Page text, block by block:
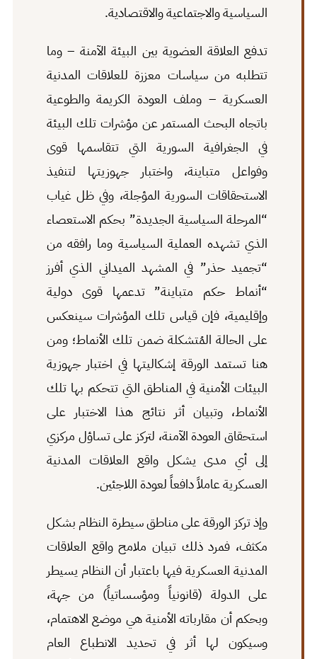
السياسية والاجتماعية والاقتصادية.
تدفع العلاقة العضوية بين البيئة الآمنة – وما
تتطلبه من سياسات معززة للعلاقات المدنية
العسكرية – وملف العودة الكريمة والطوعية
باتجاه البحث المستمر عن مؤشرات تلك البيئة
في الجغرافية السورية التي تتقاسمها قوى
وفواعل متباينة، واختبار جهوزيتها لتنفيذ
الاستحقاقات السورية المؤجلة، وفي ظل غياب
“المرحلة السياسية الجديدة” بحكم الاستعصاء
الذي تشهده العملية السياسية وما رافقه من
“تجميد حذر” في المشهد الميداني الذي أفرز
“أنماط حكم متباينة” تدعمها قوى دولية
وإقليمية، فإن قياس تلك المؤشرات سينعكس
على الحالة المُتشكلة ضمن تلك الأنماط؛ ومن
هنا تستمد الورقة إشكاليتها في اختبار جهوزية
البيئات الأمنية في المناطق التي تتحكم بها تلك
الأنماط، وتبيان أثر نتائج هذا الاختبار على
استحقاق العودة الآمنة، لتركز على تساؤل مركزي
إلى أي مدى يشكل واقع العلاقات المدنية
العسكرية عاملاً دافعاً لعودة اللاجئين.
وإذ تركز الورقة على مناطق سيطرة النظام بشكل
مكثف، فمرد ذلك تبيان ملامح واقع العلاقات
المدنية العسكرية فيها باعتبار أن النظام يسيطر
على الدولة (قانونياً ومؤسساتياً) من جهة،
وبحكم أن مقارباته الأمنية هي موضع الاهتمام،
وسيكون لها أثر في تحديد الانطباع العام